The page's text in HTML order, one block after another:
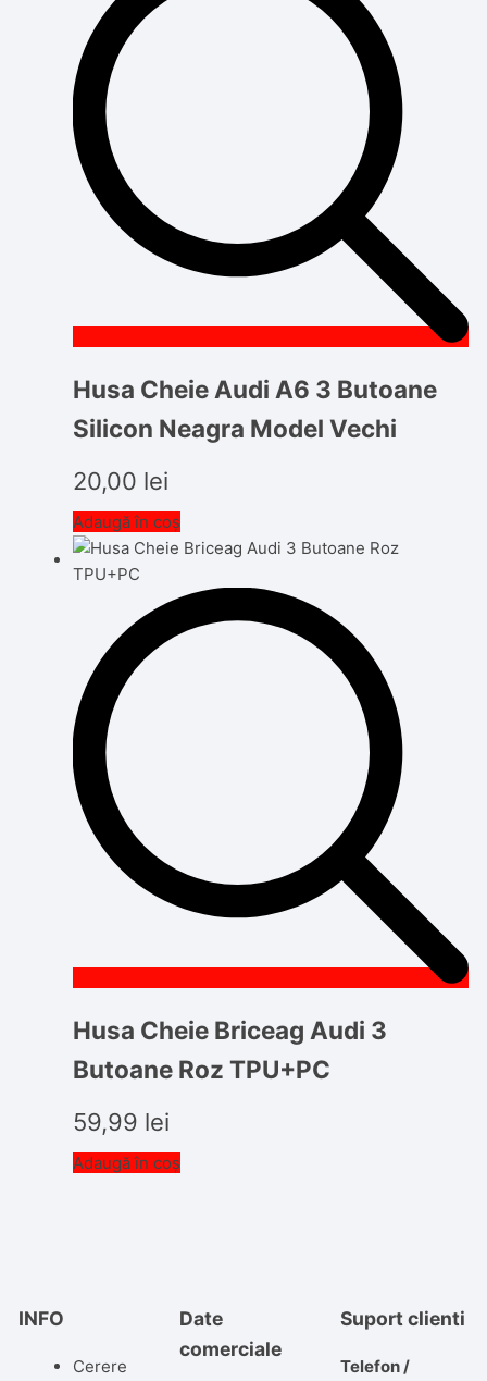
Husa Cheie Audi A6 3 Butoane
Silicon Neagra Model Vechi
20,00 lei
Adaugă în coș
Husa Cheie Briceag Audi 3
Butoane Roz TPU+PC
59,99 lei
Adaugă în coș
INFO
Cerere
Date
comerciale
Suport clienti
Telefon /